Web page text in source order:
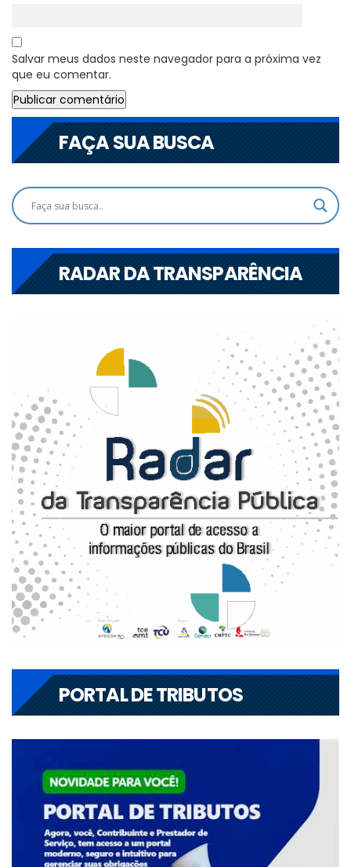
Salvar meus dados neste navegador para a próxima vez
que eu comentar.
FAÇA SUA BUSCA
RADAR DA TRANSPARÊNCIA
PORTAL DE TRIBUTOS